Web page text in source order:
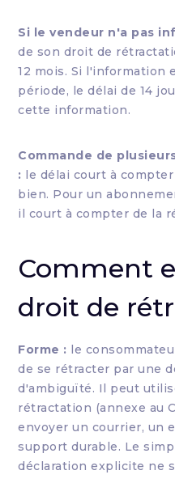
Si le vendeur n'a pas
de son droit de
12 mois. Si l'information
période, le délai de 14
cette information.
Commande de
: le délai court à
bien. Pour un
il court à compter de la
Comment
droit de
Forme : le
de se rétracter par une
d'ambiguïté. Il peut
rétractation (annexe au
envoyer un courrier, un
support durable. Le
déclaration explicite ne